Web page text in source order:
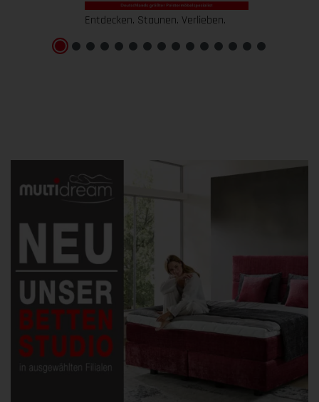
Entdecken. Staunen. Verlieben.